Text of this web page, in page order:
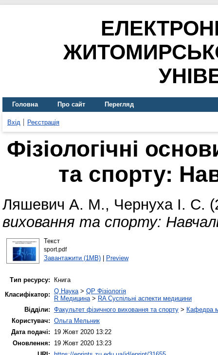
Головна Про сайт Перегляд
Вхід Реєстрація
Фізіологічні
та спорту:
Ляшевич А. М., Чернуха І. С.
виховання та спорту:
Текст
sport.pdf
Завантажити (1MB)| Preview
Тип ресурсу:
Книга
Класифікатор: Q Наука> QP Фізіологія
R Медицина> RA Суспільні аспекти медицини
Відділи: Факультет фізичного виховання та спорту > Кафедра
Користувач: Ольга Мельник
Дата подачі:
19 Жовт 2020 13:22
Оновлення:
19 Жовт 2020 13:23